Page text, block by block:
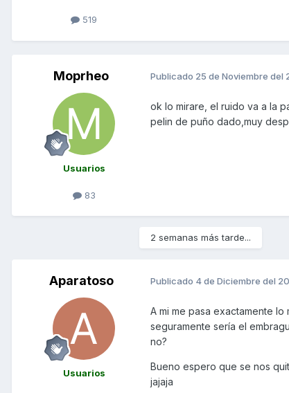
519
Moprheo
Usuarios
83
Publicado 25 de Noviembre del
ok lo mirare, el ruido va a la
pelin de puño dado,muy
2 semanas más tarde...
Aparatoso
Usuarios
Publicado 4 de Diciembre del
A mi me pasa exactamente
seguramente sería el
no?
Bueno espero que se nos
jajaja